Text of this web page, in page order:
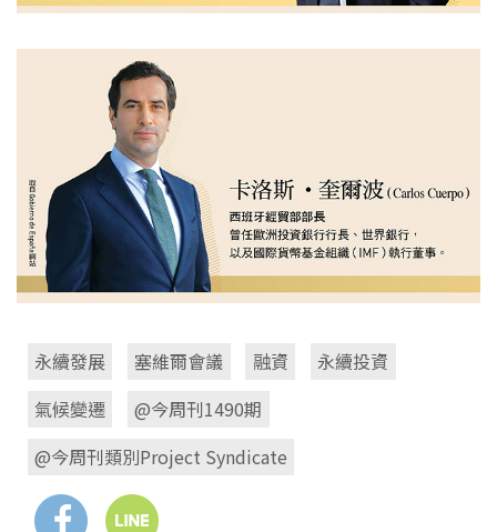
永續發展 塞維爾會議 融資
永續投資
氣候變遷
@今周刊1490期
@今周刊類別Project Syndicate